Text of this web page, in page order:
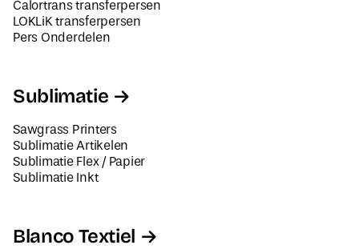
Calortrans transferpersen
LOKLiK transferpersen
Pers Onderdelen
Sublimatie
Sawgrass Printers
Sublimatie Artikelen
Sublimatie Flex / Papier
Sublimatie Inkt
Blanco Textiel